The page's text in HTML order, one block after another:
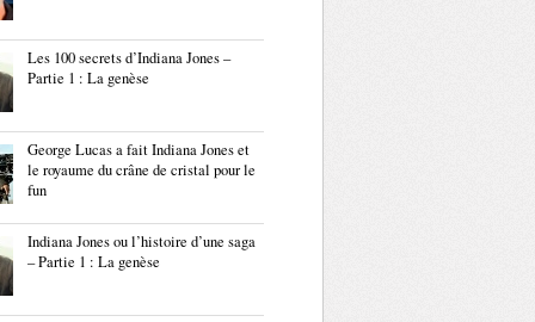
Les 100 secrets d’Indiana Jones –
Partie 1 : La genèse
George Lucas a fait Indiana Jones et
le royaume du crâne de cristal pour le
fun
Indiana Jones ou l’histoire d’une saga
– Partie 1 : La genèse